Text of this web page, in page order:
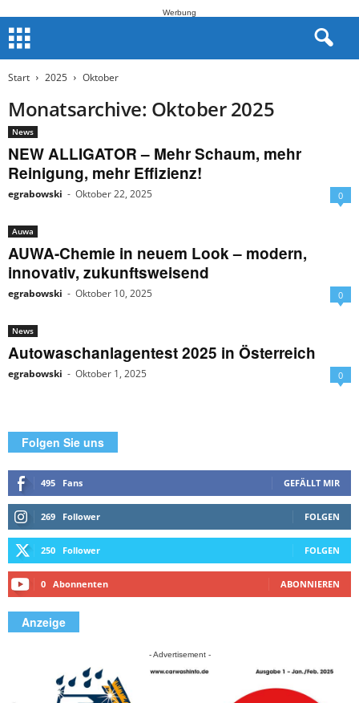
Werbung
Start 2025 Oktober
Monatsarchive: Oktober 2025
News
NEW ALLIGATOR – Mehr Schaum, mehr
Reinigung, mehr Effizienz!
egrabowski - Oktober 22, 2025 0
Auwa
AUWA-Chemie in neuem Look – modern,
innovativ, zukunftsweisend
egrabowski - Oktober 10, 2025 0
News
Autowaschanlagentest 2025 in Österreich
egrabowski - Oktober 1, 2025 0
Folgen Sie uns
495 Fans GEFÄLLT MIR
269 Follower FOLGEN
250 Follower FOLGEN
0 Abonnenten ABONNIEREN
Anzeige
- Advertisement -